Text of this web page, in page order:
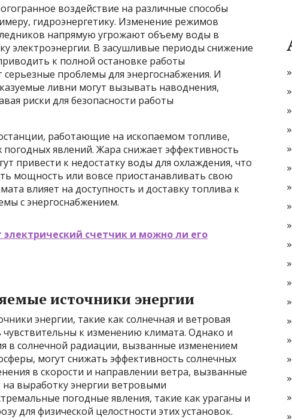
воздействие на различные способы
гидроэнергетику. Изменение режимов
напрямую угрожают объему воды в
электроэнергии. В засушливые периоды снижение
к полной остановке работы
серьезные проблемы для энергоснабжения. И
ливни могут вызывать наводнения,
риски для безопасности работы
работающие на ископаемом топливе,
явлений. Жара снижает эффективность
привести к недостатку воды для охлаждения, что
мощность или вовсе приостанавливать свою
влияет на доступность и доставку топлива к
с энергоснабжением.
электрический счетчик и можно ли его
источники энергии
энергии, такие как солнечная и ветровая
к изменению климата. Однако и
в солнечной радиации, вызванные изменением
могут снижать эффективность солнечных
в скорости и направлении ветра, вызванные
выработку энергии ветровыми
погодные явления, такие как ураганы и
для физической целостности этих установок.